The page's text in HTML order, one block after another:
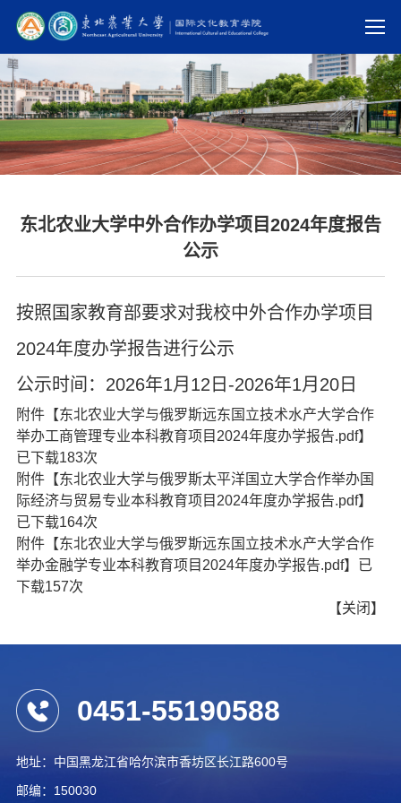
东北农业大学中外合作办学项目2024年度报告
公示
按照国家教育部要求对我校中外合作办学项目
2024年度办学报告进行公示
公示时间：2026年1月12日-2026年1月20日
附件【东北农业大学与俄罗斯远东国立技术水产大学合作
举办工商管理专业本科教育项目2024年度办学报告.pdf】
已下载183次
附件【东北农业大学与俄罗斯太平洋国立大学合作举办国
际经济与贸易专业本科教育项目2024年度办学报告.pdf】
已下载164次
附件【东北农业大学与俄罗斯远东国立技术水产大学合作
举办金融学专业本科教育项目2024年度办学报告.pdf】已
下载157次
【关闭 】
0451-55190588
地址：中国黑龙江省哈尔滨市香坊区长江路600号
邮编：150030